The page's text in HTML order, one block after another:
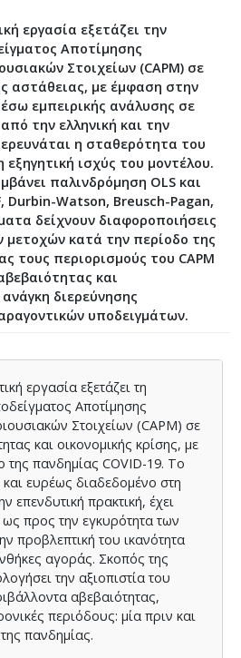
εργασία εξετάζει την
Αποτίμησης
Στοιχείων (CAPM) σε
αστάθειας, με έμφαση στην
εμπειρικής ανάλυσης σε
την ελληνική και την
η σταθερότητα του
ισχύς του μοντέλου.
παλινδρόμηση OLS και
Durbin-Watson, Breusch-Pagan,
δείχνουν διαφοροποιήσεις
κατά την περίοδο της
τους περιορισμούς του CAPM
και
διερεύνησης
υποδειγμάτων.
εργασία εξετάζει τη
Αποτίμησης
Στοιχείων (CAPM) σε
και οικονομικής κρίσης, με
της πανδημίας COVID-19. Το
ευρέως διαδεδομένο στη
επενδυτική πρακτική, έχει
προς την εγκυρότητα των
προβλεπτική του ικανότητα
αγοράς. Σκοπός της
την αξιοπιστία του
αβεβαιότητας,
περιόδους: μία πριν και
πανδημίας.